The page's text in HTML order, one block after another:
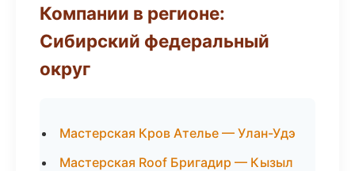
Компании в регионе:
Сибирский федеральный
округ
Мастерская Кров Ателье — Улан-Удэ
Мастерская Roof Бригадир — Кызыл